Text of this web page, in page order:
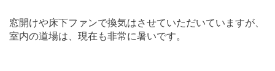
窓開けや床下ファンで換気はさせていただいていますが、
室内の道場は、現在も非常に暑いです。